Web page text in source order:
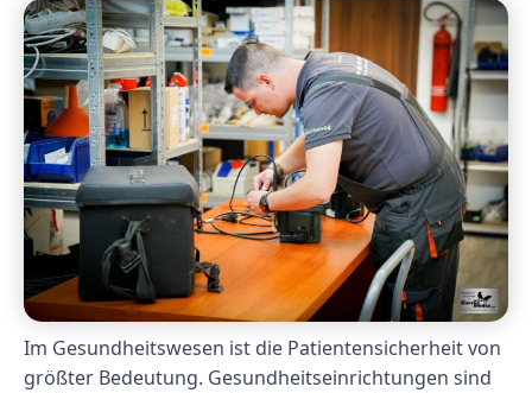
Im Gesundheitswesen ist die Patientensicherheit von
größter Bedeutung. Gesundheitseinrichtungen sind